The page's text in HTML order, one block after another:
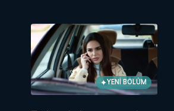
YENİ BÖLÜM